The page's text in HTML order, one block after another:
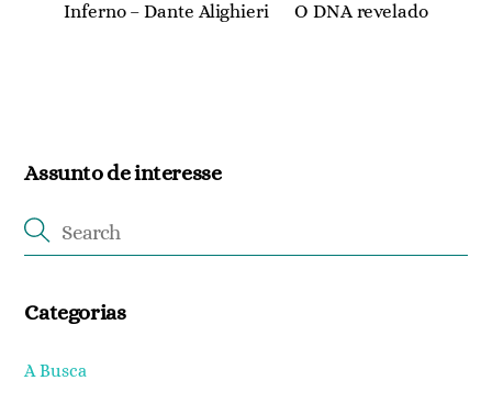
Inferno – Dante Alighieri O DNA revelado
Assunto de interesse
Categorias
A Busca